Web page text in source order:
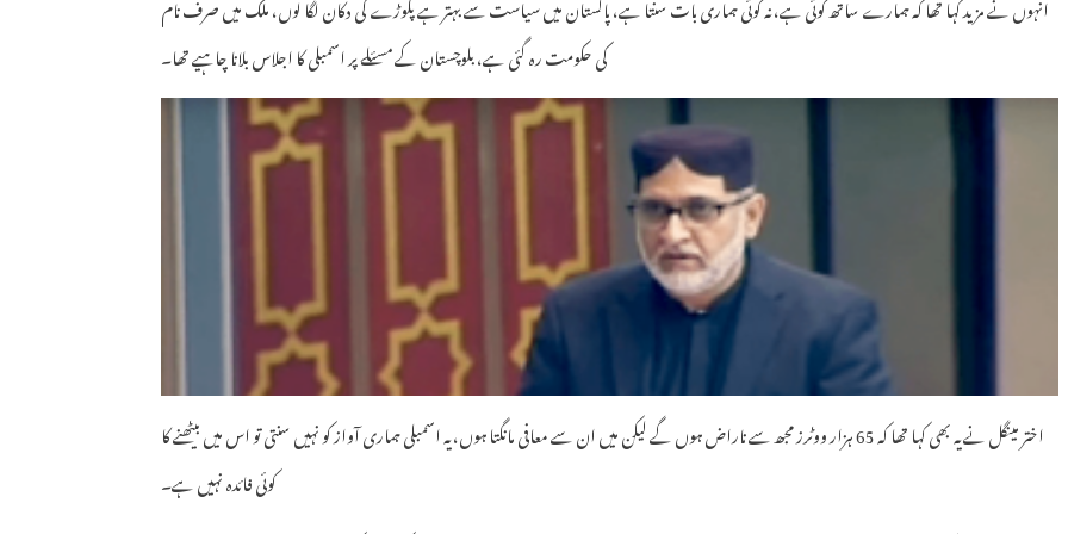
کی حکومت رہ گئی ہے، بلوچستان کے مسئلے پر اسمبلی کا اجلاس بلانا چاہیے تھا۔
اختر مینگل نے یہ بھی کہا تھا کہ 65 ہزار ووٹرز مجھ سے ناراض ہوں گے لیکن میں ان سے معافی مانگتا ہوں، یہ اسمبلی ہماری آواز کو نہیں سنتی تو اس میں بیٹھنے کا
کوئی فائدہ نہیں ہے۔